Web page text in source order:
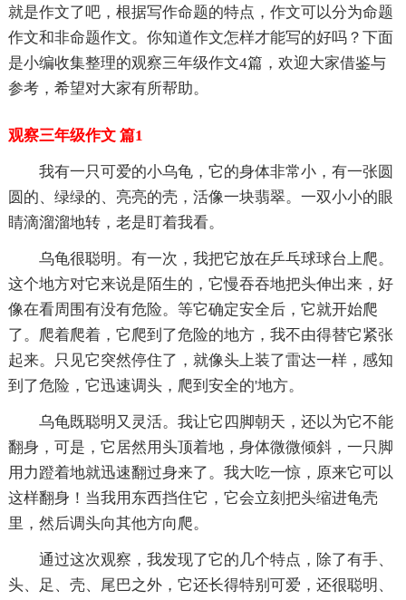
就是作文了吧，根据写作命题的特点，作文可以分为命题
作文和非命题作文。你知道作文怎样才能写的好吗？下面
是小编收集整理的观察三年级作文4篇，欢迎大家借鉴与
参考，希望对大家有所帮助。
观察三年级作文 篇1
我有一只可爱的小乌龟，它的身体非常小，有一张圆
圆的、绿绿的、亮亮的壳，活像一块翡翠。一双小小的眼
睛滴溜溜地转，老是盯着我看。
乌龟很聪明。有一次，我把它放在乒乓球球台上爬。
这个地方对它来说是陌生的，它慢吞吞地把头伸出来，好
像在看周围有没有危险。等它确定安全后，它就开始爬
了。爬着爬着，它爬到了危险的地方，我不由得替它紧张
起来。只见它突然停住了，就像头上装了雷达一样，感知
到了危险，它迅速调头，爬到安全的'地方。
乌龟既聪明又灵活。我让它四脚朝天，还以为它不能
翻身，可是，它居然用头顶着地，身体微微倾斜，一只脚
用力蹬着地就迅速翻过身来了。我大吃一惊，原来它可以
这样翻身！当我用东西挡住它，它会立刻把头缩进龟壳
里，然后调头向其他方向爬。
通过这次观察，我发现了它的几个特点，除了有手、
头、足、壳、尾巴之外，它还长得特别可爱，还很聪明、